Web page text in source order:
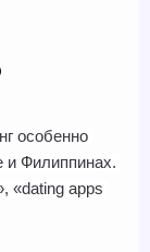
особенно
и Филиппинах.
«dating apps